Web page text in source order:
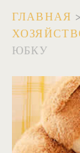
ГЛАВНАЯ
ЮБКУ